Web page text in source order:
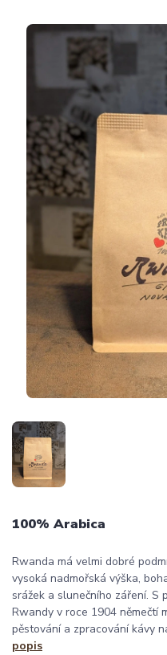
100% Arabica
Rwanda má velmi dobré
vysoká nadmořská výška,
srážek a slunečního záření. S
Rwandy v roce 1904 němečtí
pěstování a zpracování kávy
popis